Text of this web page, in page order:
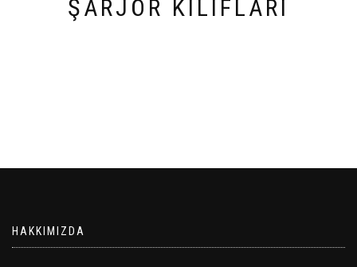
ŞARJÖR KILIFLARI
HAKKIMIZDA